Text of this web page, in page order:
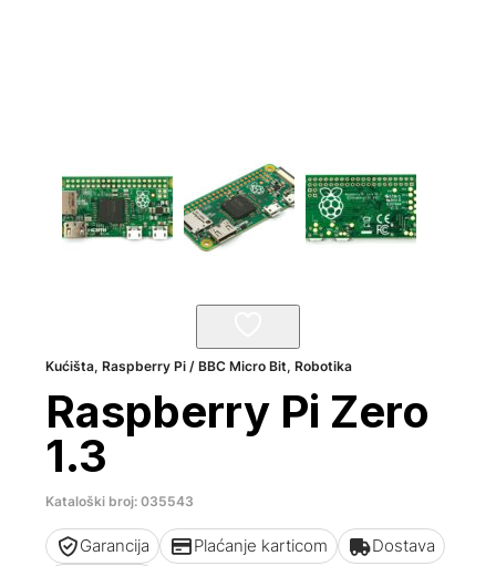
Kućišta,Raspberry Pi / BBC Micro Bit,Robotika
Raspberry Pi Zero
1.3
Kataloški broj: 035543
Garancija Plaćanje karticom
Dostava